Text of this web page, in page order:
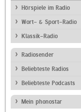
Hörspiele im Radio
Wort- & Sport-Radio
Klassik-Radio
Radiosender
Beliebteste Radios
Beliebteste Podcasts
Mein phonostar
Absolut WDR 5